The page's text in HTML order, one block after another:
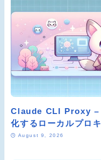
Claude CLI Proxy –
化するローカルプロ
August 9, 2026